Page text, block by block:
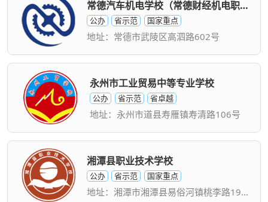
常德汽车机电学校（常德财经机电职业技术学院）
公办 省示范 国家重点
地址：常德市武陵区高泗路602号
永州市工业贸易中等专业学校
公办 省示范 省卓越
地址：永州市道县寿雁镇寿清路106号
湘潭县职业技术学校
公办 省示范 国家重点
地址：湘潭市湘潭县易俗河镇桃李路192号